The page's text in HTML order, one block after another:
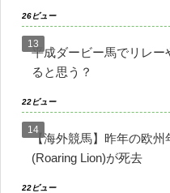
26ビュー
平成ダービー馬でリレ
ると思う？
22ビュー
【海外競馬】昨年の欧
(Roaring Lion)が死去
22ビュー